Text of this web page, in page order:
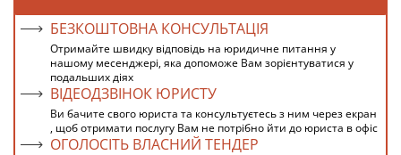
БЕЗКОШТОВНА КОНСУЛЬТАЦІЯ
Отримайте швидку відповідь на юридичне питання у
нашому месенджері, яка допоможе Вам зорієнтуватися у
подальших діях
ВІДЕОДЗВІНОК ЮРИСТУ
Ви бачите свого юриста та консультуєтесь з ним через екран
, щоб отримати послугу Вам не потрібно йти до юриста в офіс
ОГОЛОСІТЬ ВЛАСНИЙ ТЕНДЕР